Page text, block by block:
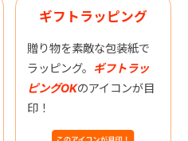
ギフトラッピング
贈り物を素敵な包装紙で
ラッピング。 ギフトラッ
ピングOKのアイコンが目
印！